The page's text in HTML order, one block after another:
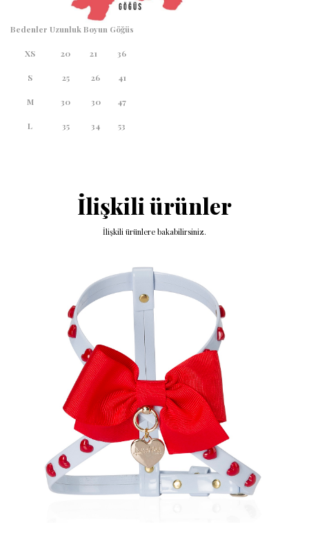
Bedenler UzunlukBoyun Göğüs
XS 20 21 36
S 25 26 41
M 30 30 47
L 35 34 53
İlişkili ürünler
İlişkili ürünlere bakabilirsiniz.